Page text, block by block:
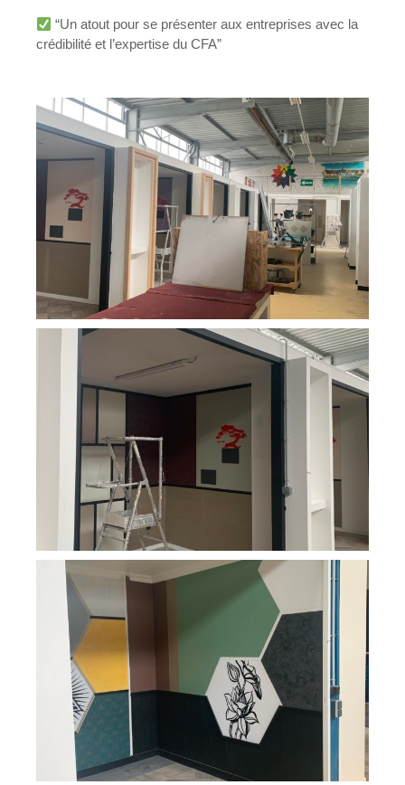
“Un atout pour se présenter aux entreprises avec la
crédibilité et l’expertise du CFA”